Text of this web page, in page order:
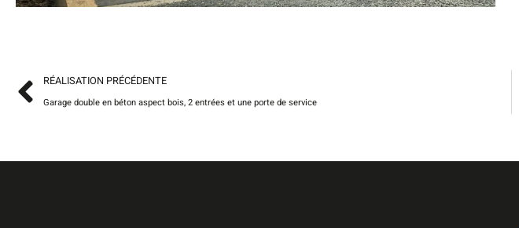
RÉALISATION PRÉCÉDENTE
Garage double en béton aspect bois, 2 entrées et une porte de service